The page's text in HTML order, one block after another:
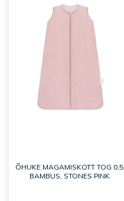
ÕHUKE MAGAMISKOTT TOG 0,5
BAMBUS, STONES PINK